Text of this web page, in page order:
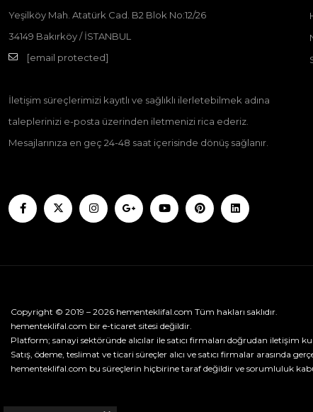
Yeşilköy Mah. Atatürk Cad. B2 Blok No:12/26
34149 Bakırköy / İSTANBUL
[email protected]
İletişim süreçlerimizi kayıtlı ve sağlıklı ilerletebilmek adına
taleplerinizi e-posta üzerinden iletmenizi rica ederiz.
Mesajlarınıza en geç 24-48 saat içerisinde dönüş sağlanır.
Copyright © 2019 – 2026 hementeklifal.com Tüm hakları saklıdır.
hementeklifal.com bir e-ticaret sitesi değildir.
Platform; sanayi sektöründe alıcılar ile satıcı firmaları doğrudan iletişim
Satış, ödeme, teslimat ve ticari süreçler alıcı ve satıcı firmalar arasında
hementeklifal.com bu süreçlerin hiçbirine taraf değildir ve sorumluluk